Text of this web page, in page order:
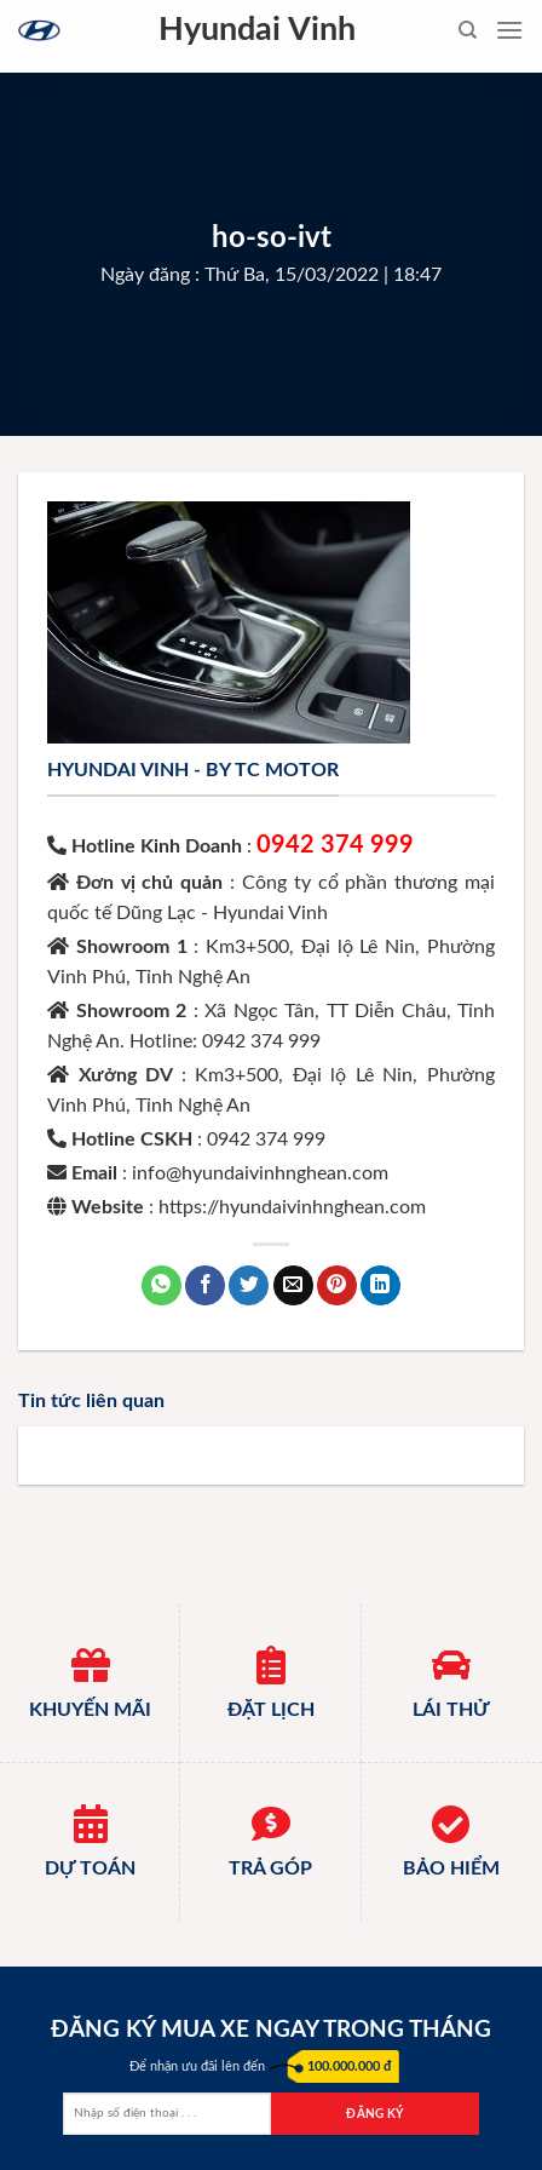
content
Hyundai Vinh
ho-so-ivt
Ngày đăng : Thứ Ba, 15/03/2022 | 18:47
HYUNDAI VINH - BY TC MOTOR
Hotline Kinh Doanh : 0942 374 999
Đơn vị chủ quản : Công ty cổ phần thương mại
quốc tế Dũng Lạc - Hyundai Vinh
Showroom 1 : Km3+500, Đại lộ Lê Nin, Phường
Vinh Phú, Tỉnh Nghệ An
Showroom 2 : Xã Ngọc Tân, TT Diễn Châu, Tỉnh
Nghệ An. Hotline: 0942 374 999
Xưởng DV : Km3+500, Đại lộ Lê Nin, Phường
Vinh Phú, Tỉnh Nghệ An
Hotline CSKH : 0942 374 999
Email : info@hyundaivinhnghean.com
Website : https://hyundaivinhnghean.com
Tin tức liên quan
KHUYẾN MÃI ĐẶT LỊCH LÁI THỬ
DỰ TOÁN TRẢ GÓP BẢO HIỂM
ĐĂNG KÝ MUA XE NGAY TRONG THÁNG
Để nhận ưu đãi lên đến 100.000.000 đ